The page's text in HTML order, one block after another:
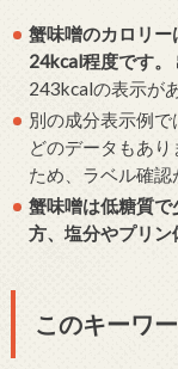
蟹味噌のカロリ
24kcal程度です。
243kcalの表示が
別の成分表示例
どのデータもあ
ため、ラベル確認
蟹味噌は低糖質
方、塩分やプリン
このキーワ